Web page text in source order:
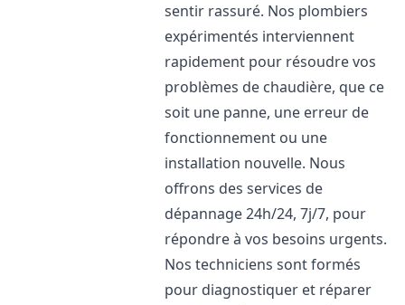
sentir rassuré. Nos plombiers
expérimentés interviennent
rapidement pour résoudre vos
problèmes de chaudière, que ce
soit une panne, une erreur de
fonctionnement ou une
installation nouvelle. Nous
offrons des services de
dépannage 24h/24, 7j/7, pour
répondre à vos besoins urgents.
Nos techniciens sont formés
pour diagnostiquer et réparer